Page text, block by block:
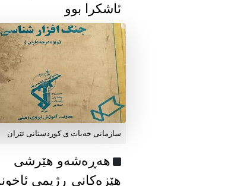
ئاشکرا بوو
سازمانی خەبات ی كوردستانی ئێران
هەڕەشەو هێرشی
هێزەکانی ڕژیمی